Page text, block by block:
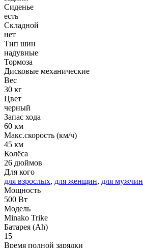
Сиденье
есть
Складной
нет
Тип шин
надувные
Тормоза
Дисковые механические
Вес
30 кг
Цвет
черный
Запас хода
60 км
Макс.скорость (км/ч)
45 км
Колёса
26 дюймов
Для кого
для взрослых, для женщин, для мужчин
Мощность
500 Вт
Модель
Minako Trike
Батарея (Ah)
15
Время полной зарядки